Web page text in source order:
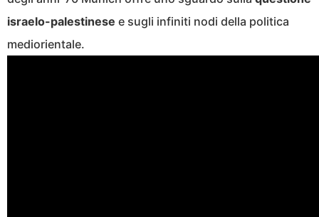
israelo-palestinese e sugli infiniti nodi della politica
mediorientale.